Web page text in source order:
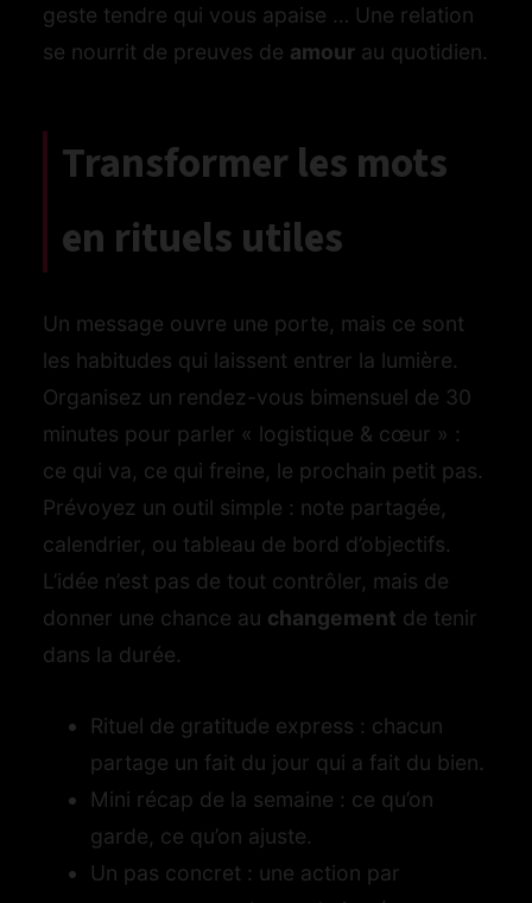
geste tendre qui vous apaise … Une relation
se nourrit de preuves de amour au quotidien.
Transformer les mots
en rituels utiles
Un message ouvre une porte, mais ce sont
les habitudes qui laissent entrer la lumière.
Organisez un rendez-vous bimensuel de 30
minutes pour parler « logistique & cœur » :
ce qui va, ce qui freine, le prochain petit pas.
Prévoyez un outil simple : note partagée,
calendrier, ou tableau de bord d’objectifs.
L’idée n’est pas de tout contrôler, mais de
donner une chance au changement de tenir
dans la durée.
Rituel de gratitude express : chacun
partage un fait du jour qui a fait du bien.
Mini récap de la semaine : ce qu’on
garde, ce qu’on ajuste.
Un pas concret : une action par